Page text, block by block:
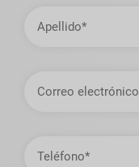
correo